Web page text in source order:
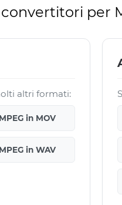
per
altri formati:
MPEG in MOV
MPEG in WAV